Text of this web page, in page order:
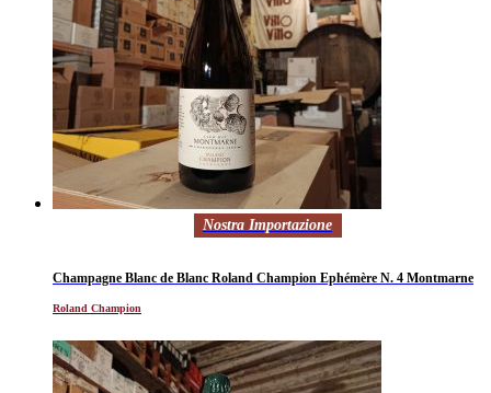
Nostra Importazione
Champagne Blanc de Blanc Roland Champion Ephémère N. 4 Montmarne
Roland Champion